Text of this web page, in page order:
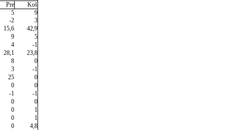
Pre
Koš
5
9
-2
3
15,6
42,9
9
5
4
-1
28,1
23,8
8
0
3
-1
25
0
0
0
-1
-1
0
0
0
1
0
1
0
4,8